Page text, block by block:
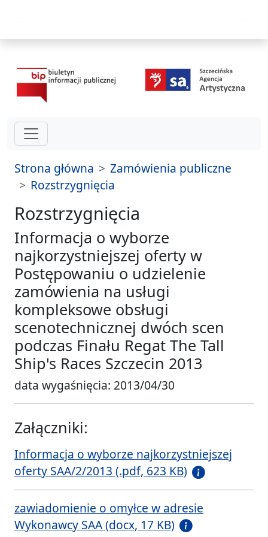
Strona główna
Zamówienia publiczne
Rozstrzygnięcia
Rozstrzygnięcia
Informacja o wyborze
najkorzystniejszej oferty w
Postępowaniu o udzielenie
zamówienia na usługi
kompleksowe obsługi
scenotechnicznej dwóch scen
podczas Finału Regat The Tall
Ship's Races Szczecin 2013
data wygaśnięcia: 2013/04/30
Załączniki:
Informacja o wyborze najkorzystniejszej
oferty SAA/2/2013 (.pdf, 623 KB)
zawiadomienie o omyłce w adresie
Wykonawcy SAA (docx, 17 KB)